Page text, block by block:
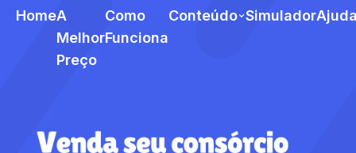
HomeA
Melhor
Preço
Como
Funciona
Conteúdo Simulador